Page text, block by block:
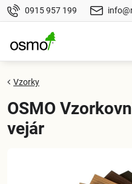
0915 957 199
Vzorky
OSMO
vejár